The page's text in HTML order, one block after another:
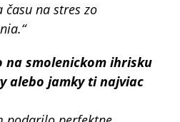
času na stres zo
na smolenickom ihrisku
alebo jamky ti najviac